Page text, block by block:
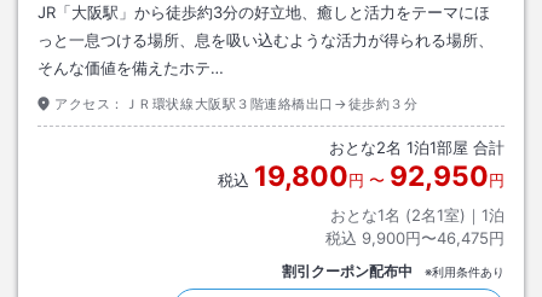
JR「大阪駅」から徒歩約3分の好立地、癒しと活力をテーマにほ
っと一息つける場所、息を吸い込むような活力が得られる場所、
そんな価値を備えたホテ…
アクセス： ＪＲ環状線大阪駅３階連絡橋出口→徒歩約３分
おとな2名 1泊1部屋 合計
税込 19,800円 〜 92,950円
おとな1名 (2名1室)｜ 1泊
税込 9,900円〜46,475円
割引クーポン配布中 ※利用条件あり